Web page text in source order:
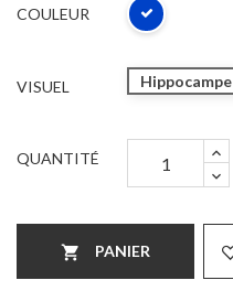
COULEUR
VISUEL Hippocampe
QUANTITÉ
 PANIER